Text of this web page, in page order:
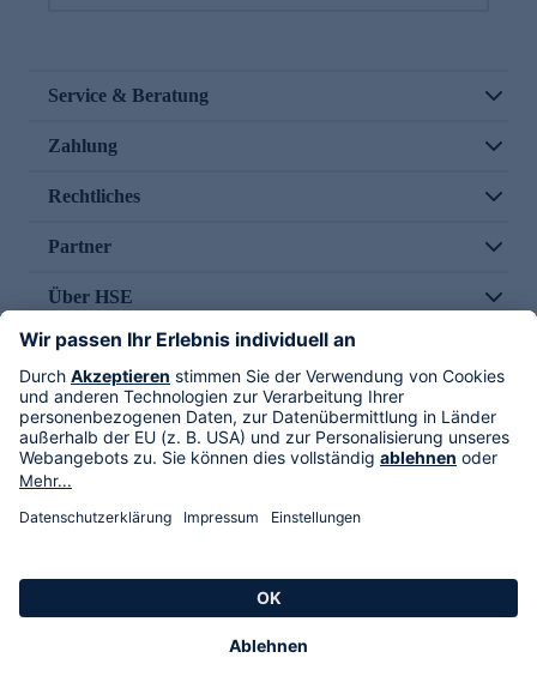
Service & Beratung
Zahlung
Rechtliches
Partner
Über HSE
Im TV
HSE International